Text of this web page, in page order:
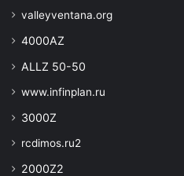
valleyventana.org
4000AZ
ALLZ 50-50
www.infinplan.ru
3000Z
rcdimos.ru2
2000Z2